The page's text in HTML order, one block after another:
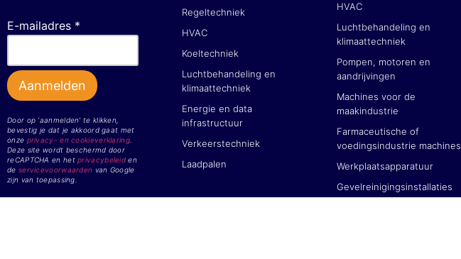
E-mailadres *
Door op ‘aanmelden’ te klikken,
bevestig je dat je akkoord gaat met
onze privacy- en cookieverklaring.
Deze site wordt beschermd door
reCAPTCHA en hetprivacybeleid en
de servicevoorwaarden van Google
zijn van toepassing.
Regeltechniek
HVAC
Koeltechniek
Luchtbehandeling en
klimaattechniek
Energie en data
infrastructuur
Verkeerstechniek
Laadpalen
HVAC
Luchtbehandeling en
klimaattechniek
Pompen, motoren en
aandrijvingen
Machines voor de
maakindustrie
Farmaceutische of
voedingsindustrie machines
Werkplaatsapparatuur
Gevelreinigingsinstallaties